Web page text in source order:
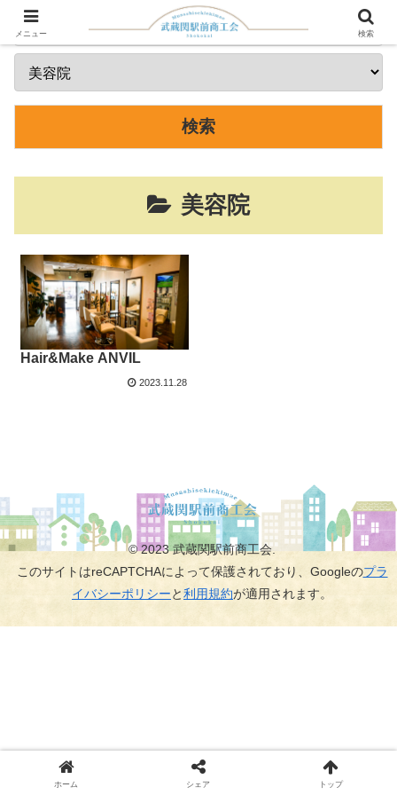
美容院
Hair&Make ANVIL
2023.11.28
© 2023 武蔵関駅前商工会.
このサイトはreCAPTCHAによって保護されており、Googleのプラ
イバシーポリシーと利用規約が適用されます。
メニュー 検索
ホーム シェア トップ